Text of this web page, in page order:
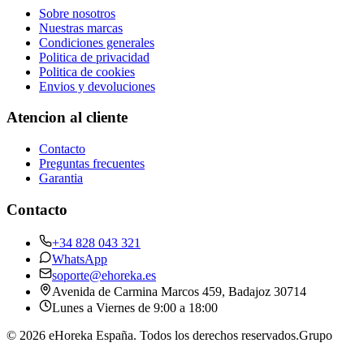
Sobre nosotros
Nuestras marcas
Condiciones generales
Politica de privacidad
Politica de cookies
Envios y devoluciones
Atencion al cliente
Contacto
Preguntas frecuentes
Garantia
Contacto
+34 828 043 321
WhatsApp
soporte@ehoreka.es
Avenida de Carmina Marcos 459, Badajoz 30714
Lunes a Viernes de 9:00 a 18:00
© 2026 eHoreka España. Todos los derechos reservados.Grupo